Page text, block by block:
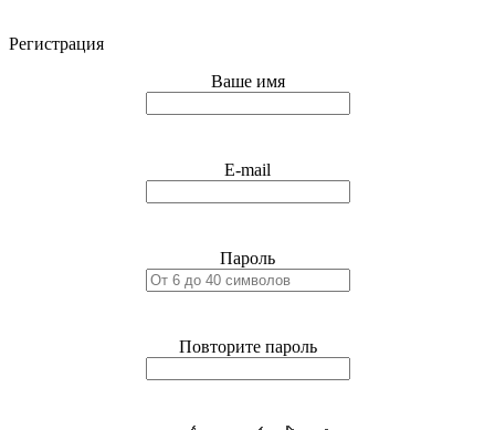
Регистрация
Ваше имя
E-mail
Пароль
Повторите пароль